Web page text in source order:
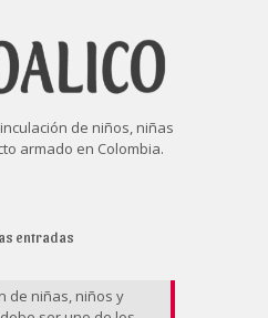
de niños, niñas
armado en Colombia.
entradas
de niñas, niños y